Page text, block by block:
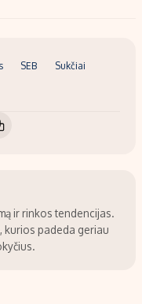
SEB Sukčiai
ir rinkos tendencijas.
kurios padeda geriau